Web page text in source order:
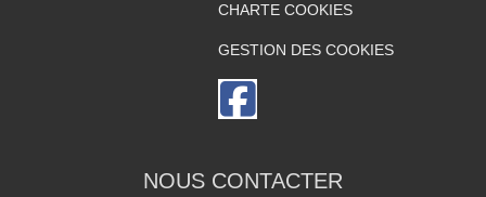
CHARTE COOKIES
GESTION DES COOKIES
NOUS CONTACTER